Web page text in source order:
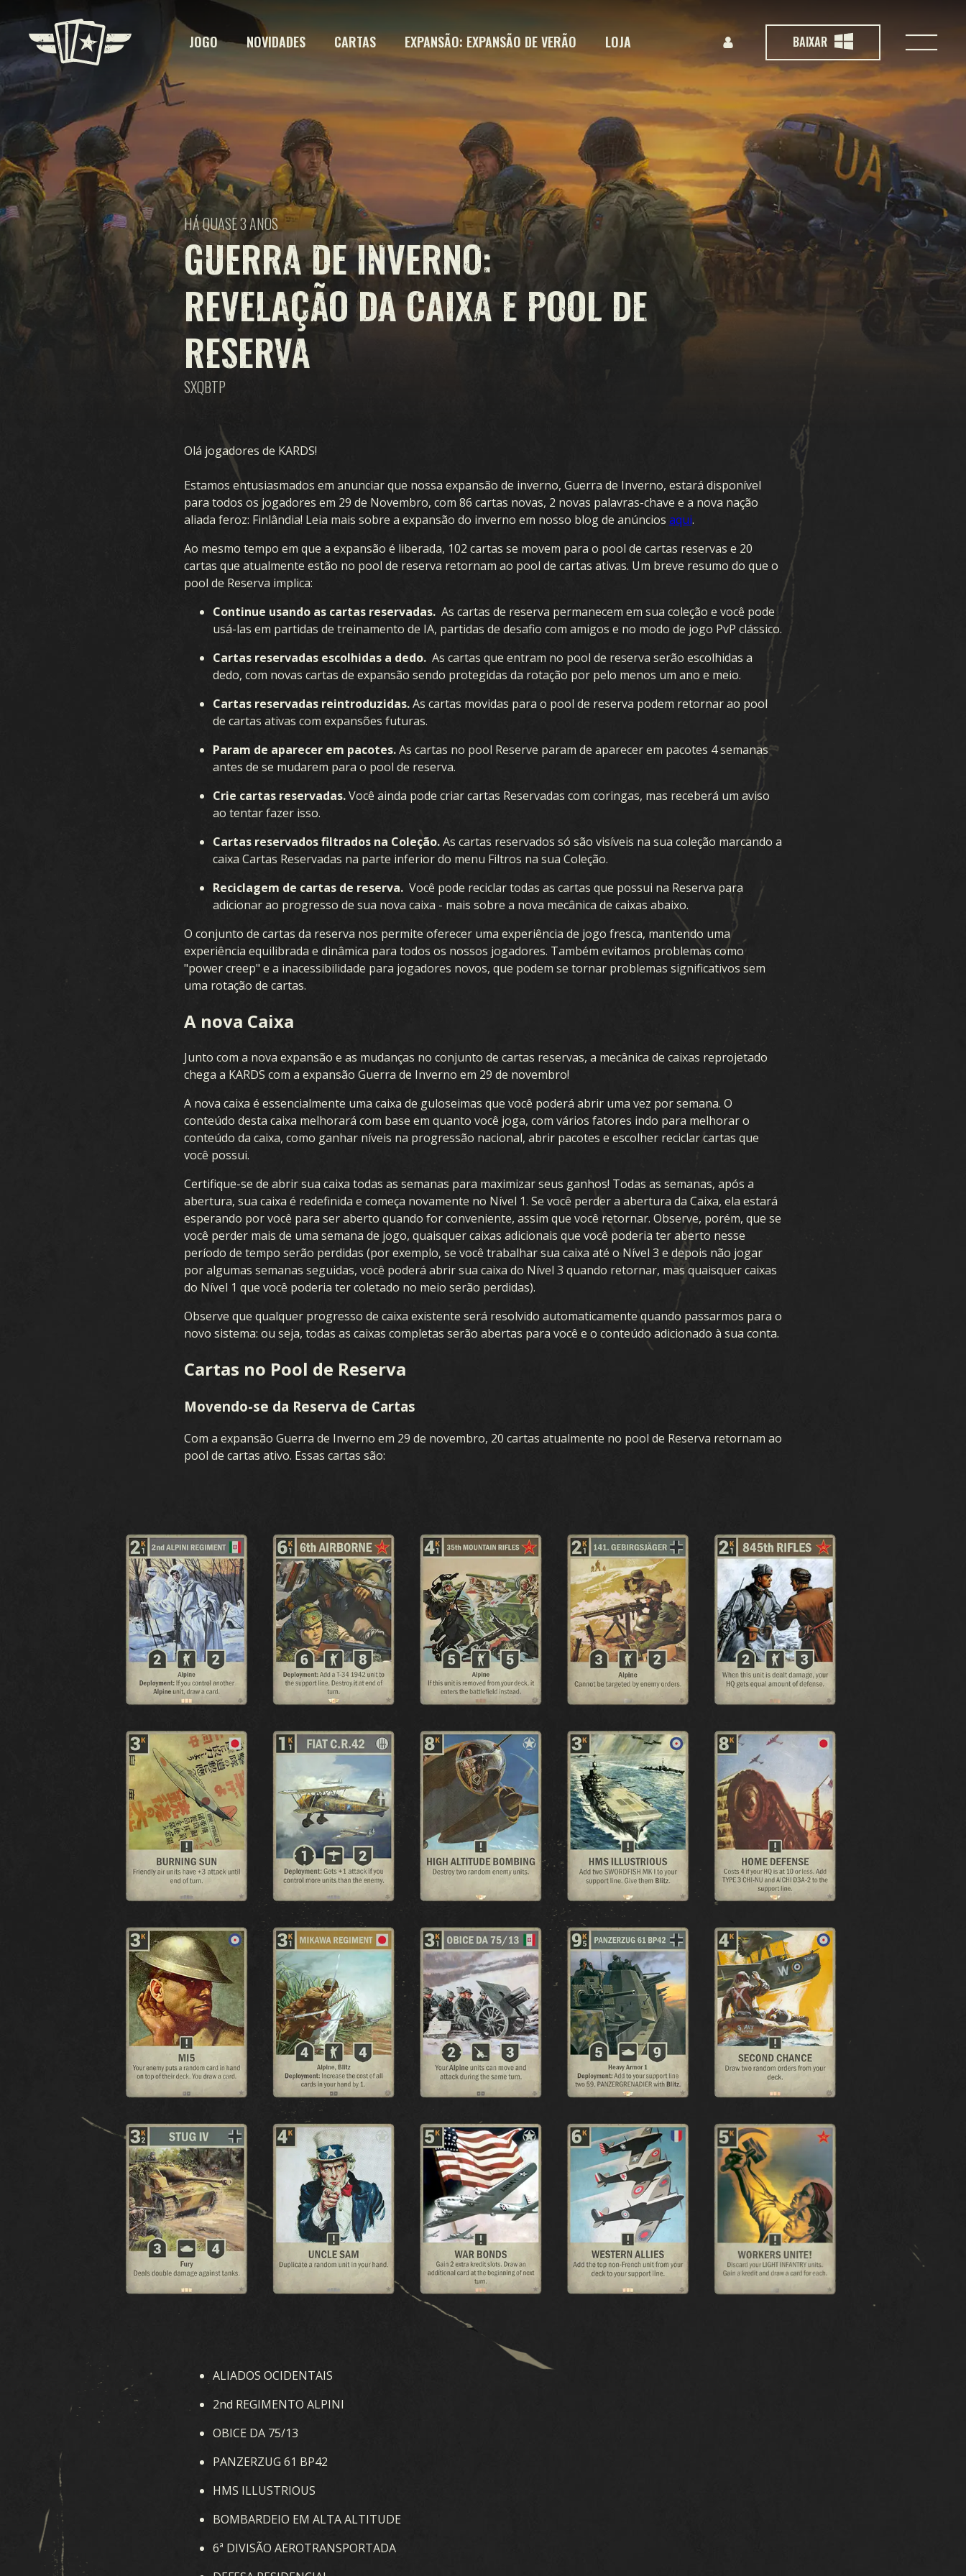
JOGO NOVIDADES CARTAS EXPANSÃO: EXPANSÃO DE VERÃO LOJA BAIXAR
GUERRA DE INVERNO:
REVELAÇÃO DA CAIXA E POOL DE
RESERVA
HÁ QUASE 3 ANOS
SXQBTP
Olá jogadores de KARDS!
Estamos entusiasmados em anunciar que nossa expansão de inverno, Guerra de Inverno, estará disponível
para todos os jogadores em 29 de Novembro, com 86 cartas novas, 2 novas palavras-chave e a nova nação
aliada feroz: Finlândia! Leia mais sobre a expansão do inverno em nosso blog de anúncios aqui.
Ao mesmo tempo em que a expansão é liberada, 102 cartas se movem para o pool de cartas reservas e 20
cartas que atualmente estão no pool de reserva retornam ao pool de cartas ativas. Um breve resumo do que o
pool de Reserva implica:
Continue usando as cartas reservadas. As cartas de reserva permanecem em sua coleção e você pode
usá-las em partidas de treinamento de IA, partidas de desafio com amigos e no modo de jogo PvP clássico.
Cartas reservadas escolhidas a dedo. As cartas que entram no pool de reserva serão escolhidas a
dedo, com novas cartas de expansão sendo protegidas da rotação por pelo menos um ano e meio.
Cartas reservadas reintroduzidas.As cartas movidas para o pool de reserva podem retornar ao pool
de cartas ativas com expansões futuras.
Param de aparecer em pacotes.As cartas no pool Reserve param de aparecer em pacotes 4 semanas
antes de se mudarem para o pool de reserva.
Crie cartas reservadas.Você ainda pode criar cartas Reservadas com coringas, mas receberá um aviso
ao tentar fazer isso.
Cartas reservados filtrados na Coleção.As cartas reservados só são visíveis na sua coleção marcando a
caixa Cartas Reservadas na parte inferior do menu Filtros na sua Coleção.
Reciclagem de cartas de reserva. Você pode reciclar todas as cartas que possui na Reserva para
adicionar ao progresso de sua nova caixa - mais sobre a nova mecânica de caixas abaixo.
O conjunto de cartas da reserva nos permite oferecer uma experiência de jogo fresca, mantendo uma
experiência equilibrada e dinâmica para todos os nossos jogadores. Também evitamos problemas como
"power creep" e a inacessibilidade para jogadores novos, que podem se tornar problemas significativos sem
uma rotação de cartas.
A nova Caixa
Junto com a nova expansão e as mudanças no conjunto de cartas reservas, a mecânica de caixas reprojetado
chega a KARDS com a expansão Guerra de Inverno em 29 de novembro!
A nova caixa é essencialmente uma caixa de guloseimas que você poderá abrir uma vez por semana. O
conteúdo desta caixa melhorará com base em quanto você joga, com vários fatores indo para melhorar o
conteúdo da caixa, como ganhar níveis na progressão nacional, abrir pacotes e escolher reciclar cartas que
você possui.
Certifique-se de abrir sua caixa todas as semanas para maximizar seus ganhos! Todas as semanas, após a
abertura, sua caixa é redefinida e começa novamente no Nível 1. Se você perder a abertura da Caixa, ela estará
esperando por você para ser aberto quando for conveniente, assim que você retornar. Observe, porém, que se
você perder mais de uma semana de jogo, quaisquer caixas adicionais que você poderia ter aberto nesse
período de tempo serão perdidas (por exemplo, se você trabalhar sua caixa até o Nível 3 e depois não jogar
por algumas semanas seguidas, você poderá abrir sua caixa do Nível 3 quando retornar, mas quaisquer caixas
do Nível 1 que você poderia ter coletado no meio serão perdidas).
Observe que qualquer progresso de caixa existente será resolvido automaticamente quando passarmos para o
novo sistema: ou seja, todas as caixas completas serão abertas para você e o conteúdo adicionado à sua conta.
Cartas no Pool de Reserva
Movendo-se da Reserva de Cartas
Com a expansão Guerra de Inverno em 29 de novembro, 20 cartas atualmente no pool de Reserva retornam ao
pool de cartas ativo. Essas cartas são:
ALIADOS OCIDENTAIS
2nd REGIMENTO ALPINI
OBICE DA 75/13
PANZERZUG 61 BP42
HMS ILLUSTRIOUS
BOMBARDEIO EM ALTA ALTITUDE
6ª DIVISÃO AEROTRANSPORTADA
NAÇÕES
ACADEMIA DE KARDS
PERGUNTAS FREQUENTES
CARTAS
COLEÇÃO
DRAFT
EXPANSÃO:
EXPANSÃO DE
SUPREMACIA AÉREA
GUERRA NAVAL
FRENTE UNIDA
SANGUE & FERRO
OPERAÇÕES SECRETAS
GUERRA DE INVERNO
BROTHERS IN ARMS
LEGIÕES
AVANÇO
OPERAÇÕES DE GUERRA
FIDELIDADE
COMUNIDADE
KARDS ESPORTS
RECURSOS